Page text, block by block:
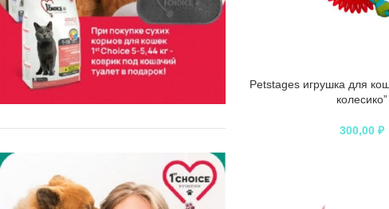
Petstages игрушка для
колесико”
300,00₽